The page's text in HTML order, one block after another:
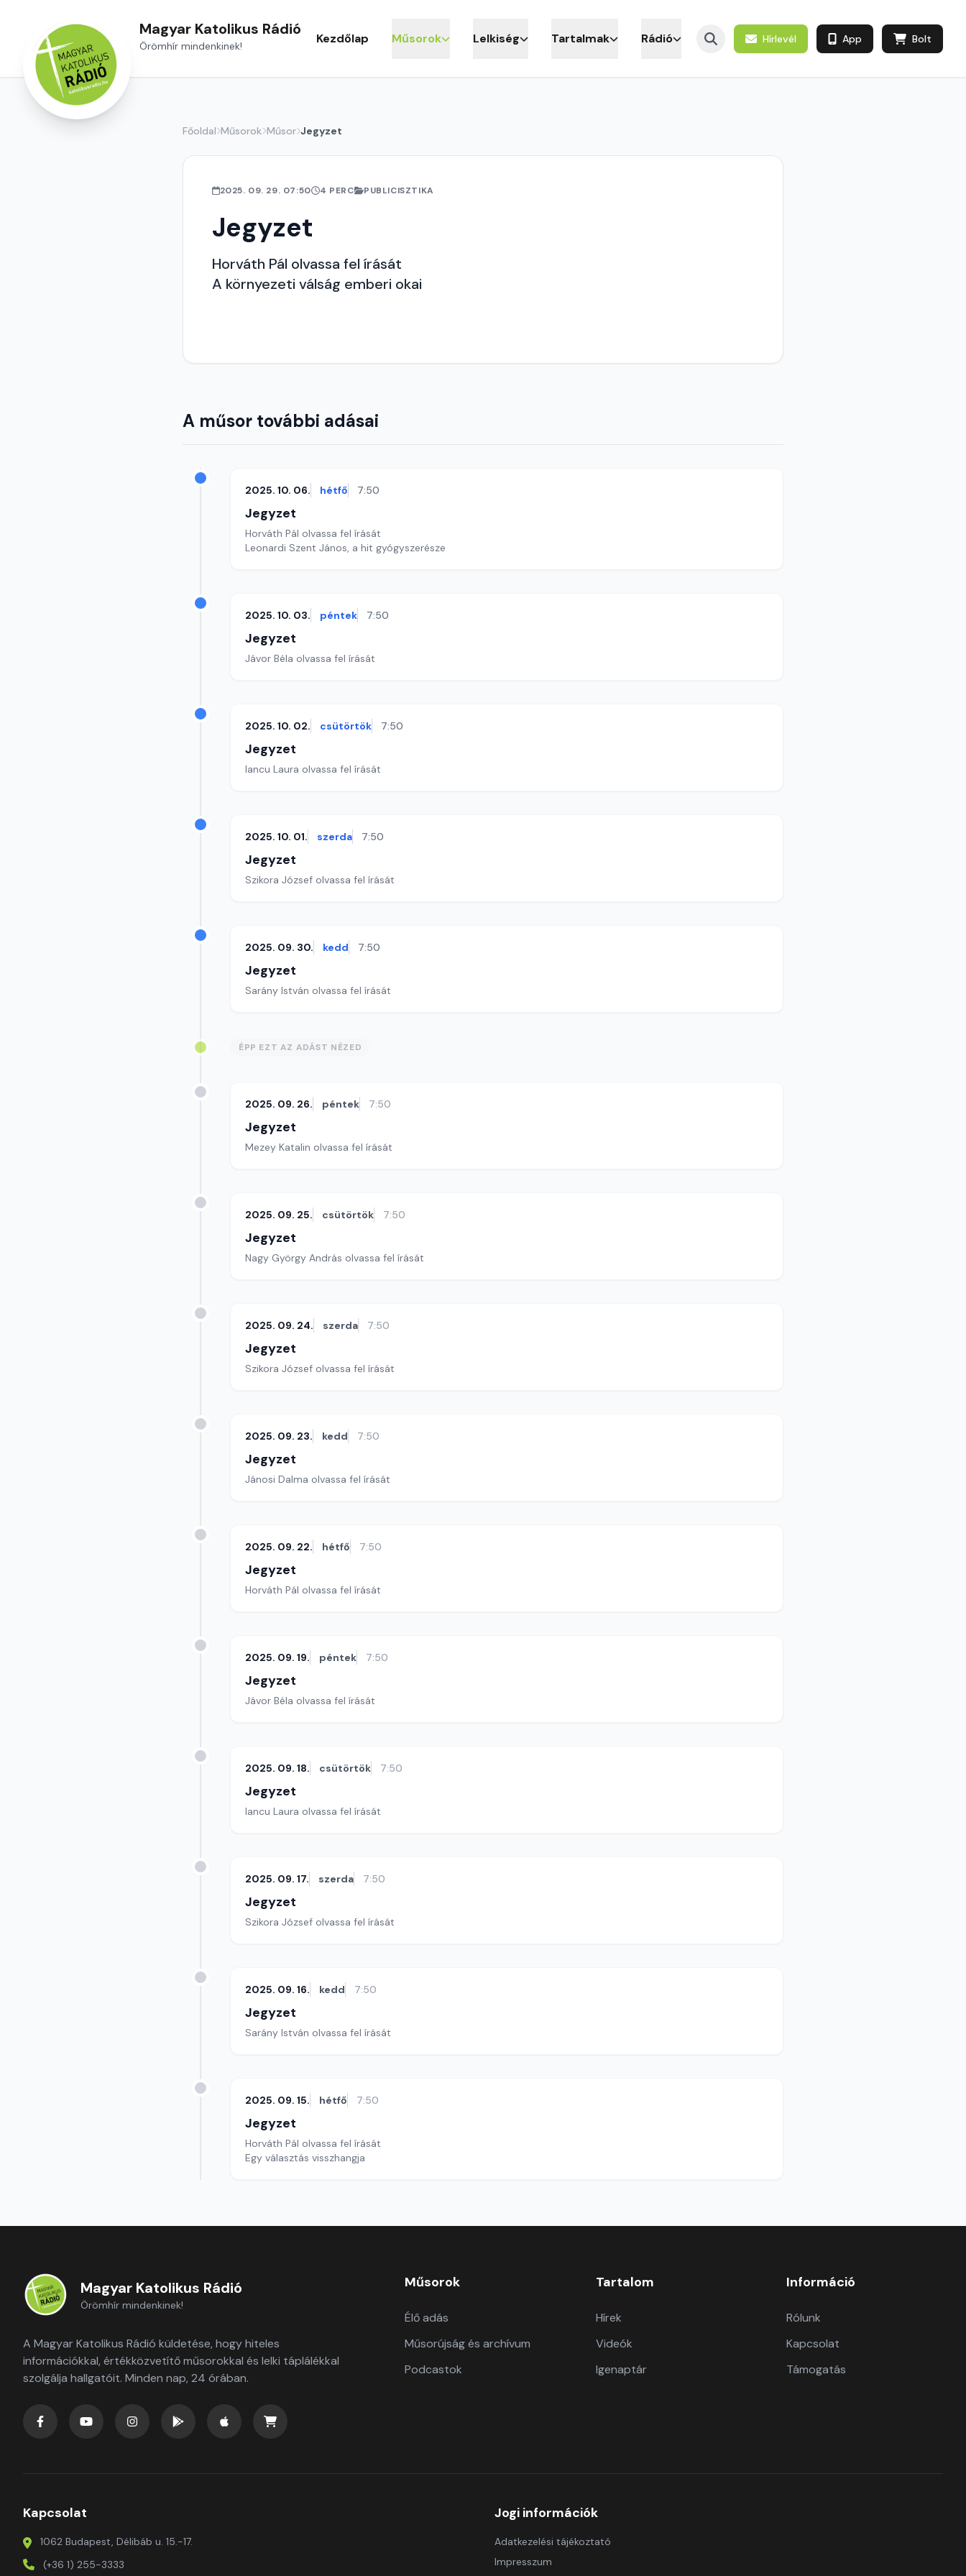
Magyar Katolikus Rádió
Örömhír mindenkinek! Kezdőlap Műsorok Lelkiség Tartalmak Rádió Hírlevél App Bolt
Főoldal Műsorok Műsor Jegyzet
2025. 09. 29. 07:50 4 PERC PUBLICISZTIKA
Jegyzet
Horváth Pál olvassa fel írását
A környezeti válság emberi okai
A műsor további adásai
2025. 10. 06. hétfő 7:50
Jegyzet
Horváth Pál olvassa fel írását
Leonardi Szent János, a hit gyógyszerésze
2025. 10. 03. péntek 7:50
Jegyzet
Jávor Béla olvassa fel írását
2025. 10. 02. csütörtök 7:50
Jegyzet
Iancu Laura olvassa fel írását
2025. 10. 01. szerda 7:50
Jegyzet
Szikora József olvassa fel írását
2025. 09. 30. kedd 7:50
Jegyzet
Sarány István olvassa fel írását
ÉPP EZT AZ ADÁST NÉZED
2025. 09. 26. péntek 7:50
Jegyzet
Mezey Katalin olvassa fel írását
2025. 09. 25. csütörtök 7:50
Jegyzet
Nagy György András olvassa fel írását
2025. 09. 24. szerda 7:50
Jegyzet
Szikora József olvassa fel írását
2025. 09. 23. kedd 7:50
Jegyzet
Jánosi Dalma olvassa fel írását
2025. 09. 22. hétfő 7:50
Jegyzet
Horváth Pál olvassa fel írását
2025. 09. 19. péntek 7:50
Jegyzet
Jávor Béla olvassa fel írását
2025. 09. 18. csütörtök 7:50
Jegyzet
Iancu Laura olvassa fel írását
2025. 09. 17. szerda 7:50
Jegyzet
Szikora József olvassa fel írását
2025. 09. 16. kedd 7:50
Jegyzet
Sarány István olvassa fel írását
2025. 09. 15. hétfő 7:50
Jegyzet
Horváth Pál olvassa fel írását
Egy választás visszhangja
Magyar Katolikus Rádió
Örömhír mindenkinek!
A Magyar Katolikus Rádió küldetése, hogy hiteles
információkkal, értékközvetítő műsorokkal és lelki táplálékkal
szolgálja hallgatóit. Minden nap, 24 órában.
Műsorok
Élő adás
Műsorújság és archívum
Podcastok
Tartalom
Hírek
Videók
Igenaptár
Információ
Rólunk
Kapcsolat
Támogatás
Kapcsolat
1062 Budapest, Délibáb u. 15.-17.
(+36 1) 255-3333
Jogi információk
Adatkezelési tájékoztató
Impresszum